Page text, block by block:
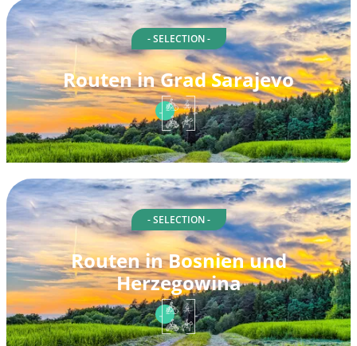
- SELECTION -
Routen in Grad Sarajevo
- SELECTION -
Routen in Bosnien und
Herzegowina